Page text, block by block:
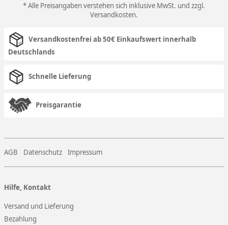
* Alle Preisangaben verstehen sich inklusive MwSt. und zzgl.
Versandkosten.
Versandkostenfrei ab 50€ Einkaufswert innerhalb
Deutschlands
Schnelle Lieferung
Preisgarantie
AGB Datenschutz Impressum
Hilfe, Kontakt
Versand und Lieferung
Bezahlung